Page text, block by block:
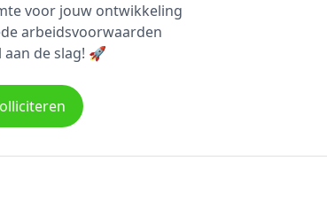
voor jouw ontwikkeling
arbeidsvoorwaarden
aan de slag! 🚀